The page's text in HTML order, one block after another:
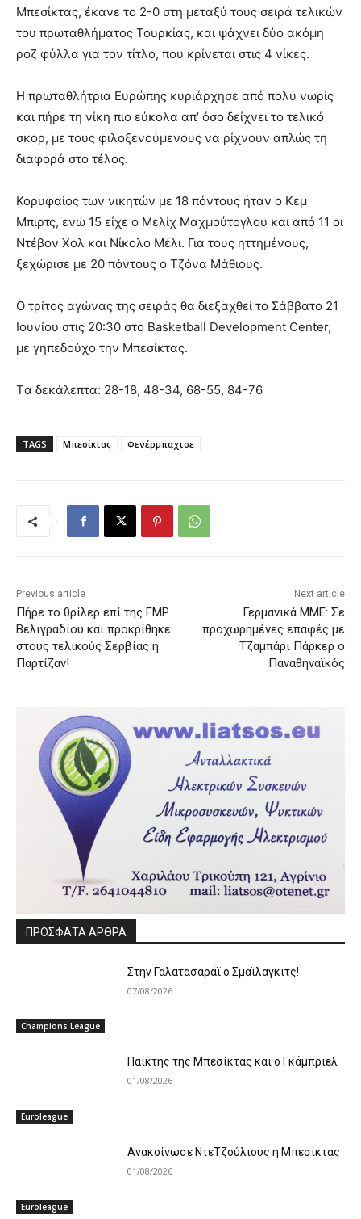
Μπεσίκτας, έκανε το 2-0 στη μεταξύ τους σειρά τελικών
του πρωταθλήματος Τουρκίας, και ψάχνει δύο ακόμη
ροζ φύλλα για τον τίτλο, που κρίνεται στις 4 νίκες.
Η πρωταθλήτρια Ευρώπης κυριάρχησε από πολύ νωρίς
και πήρε τη νίκη πιο εύκολα απ’ όσο δείχνει το τελικό
σκορ, με τους φιλοξενούμενους να ρίχνουν απλώς τη
διαφορά στο τέλος.
Κορυφαίος των νικητών με 18 πόντους ήταν ο Κεμ
Μπιρτς, ενώ 15 είχε ο Μελίχ Μαχμούτογλου και από 11 οι
Ντέβον Χολ και Νίκολο Μέλι. Για τους ηττημένους,
ξεχώρισε με 20 πόντους ο Τζόνα Μάθιους.
Ο τρίτος αγώνας της σειράς θα διεξαχθεί το Σάββατο 21
Ιουνίου στις 20:30 στο Basketball Development Center,
με γηπεδούχο την Μπεσίκτας.
Tα δεκάλεπτα: 28-18, 48-34, 68-55, 84-76
TAGS Μπεσίκτας Φενέρμπαχτσε
Previous article
Πήρε το θρίλερ επί της FMP
Βελιγραδίου και προκρίθηκε
στους τελικούς Σερβίας η
Παρτίζαν!
Next article
Γερμανικά ΜΜΕ: Σε
προχωρημένες επαφές με
Τζαμπάρι Πάρκερ ο
Παναθηναϊκός
ΠΡΟΣΦΑΤΑ ΑΡΘΡΑ
Champions League
Στην Γαλατασαράϊ ο Σμαϊλαγκιτς!
07/08/2026
Euroleague
Παίκτης της Μπεσίκτας και ο Γκάμπριελ
01/08/2026
Euroleague
Ανακοίνωσε ΝτεΤζούλιους η Μπεσίκτας
01/08/2026